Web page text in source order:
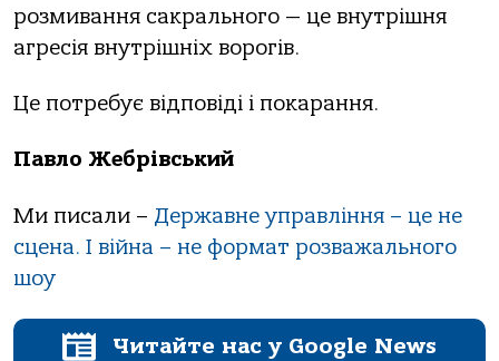
розмивання сакрального — це внутрішня
агресія внутрішніх ворогів.
Це потребує відповіді і покарання.
Павло Жебрівський
Ми писали – Державне управління – це не
сцена. І війна – не формат розважального
шоу
Читайте нас у Google News